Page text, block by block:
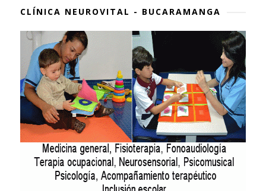
CLÍNICA NEUROVITAL - BUCARAMANGA